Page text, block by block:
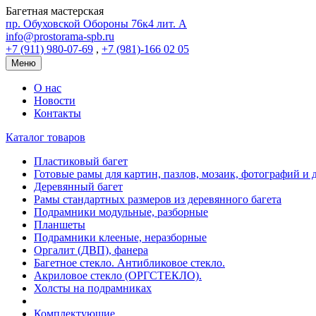
Багетная мастерская
пр. Обуховской Обороны 76к4 лит. А
info@prostorama-spb.ru
+7 (911) 980-07-69 , +7 (981)-166 02 05
Меню
О нас
Новости
Контакты
Каталог товаров
Пластиковый багет
Готовые рамы для картин, пазлов, мозаик, фотографий и
Деревянный багет
Рамы стандартных размеров из деревянного багета
Подрамники модульные, разборные
Планшеты
Подрамники клееные, неразборные
Оргалит (ДВП), фанера
Багетное стекло. Антибликовое стекло.
Акриловое стекло (ОРГСТЕКЛО).
Холсты на подрамниках